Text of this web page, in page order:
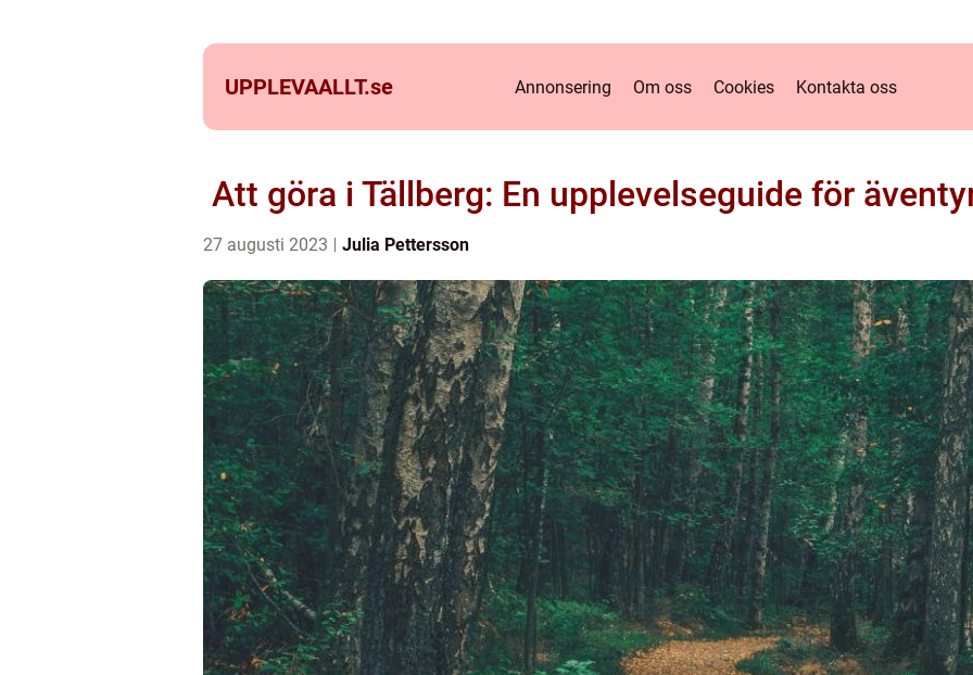
UPPLEVAALLT.se Annonsering Om oss Cookies Kontakta oss
Att göra i Tällberg: En upplevelseguide för
27 augusti 2023 Julia Pettersson